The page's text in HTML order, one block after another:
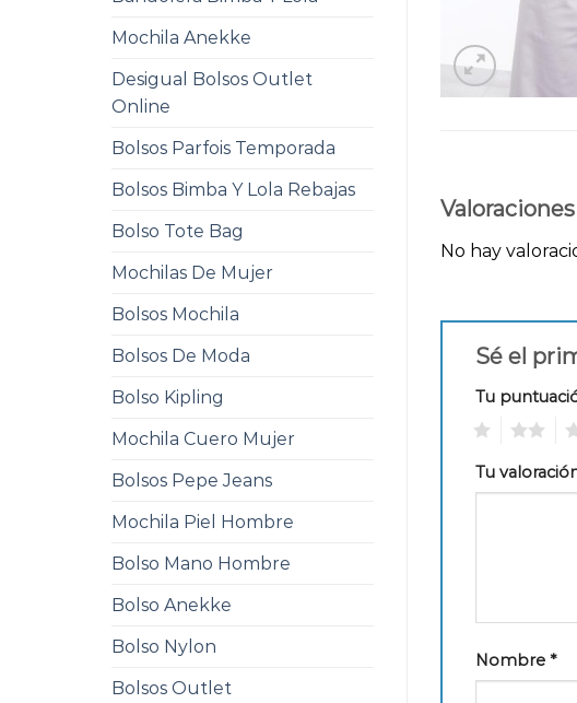
Mochila Anekke
Desigual Bolsos Outlet
Online
Bolsos Parfois Temporada
Bolsos Bimba Y Lola Rebajas
Bolso Tote Bag
Mochilas De Mujer
Bolsos Mochila
Bolsos De Moda
Bolso Kipling
Mochila Cuero Mujer
Bolsos Pepe Jeans
Mochila Piel Hombre
Bolso Mano Hombre
Bolso Anekke
Bolso Nylon
Bolsos Outlet
Valoraciones
No hay
Sé el
Tu
Tu
Nombre *